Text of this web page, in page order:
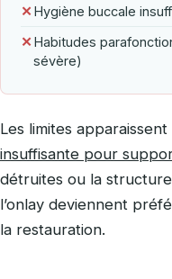
✕Hygiène buccale
✕Habitudes
sévère)
Les limites
insuffisante pour
détruites ou la
l’onlay deviennent
la restauration.